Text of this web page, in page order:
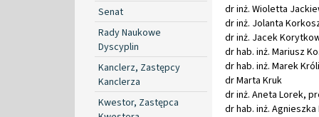
Senat
Rady Naukowe
Dyscyplin
Kanclerz, Zastępcy
Kanclerza
Kwestor, Zastępca
dr inż. Wioletta
dr inż. Jolanta
dr inż. Jacek
dr hab. inż. Mariusz
dr hab. inż. Marek
dr Marta Kruk
dr inż. Aneta Lorek,
dr hab. inż.